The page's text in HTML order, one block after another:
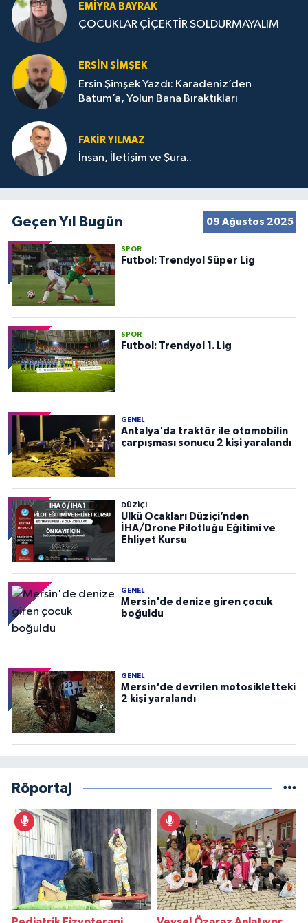
EMIYRA BAYRAK
ÇOCUKLAR ÇİÇEKTİR SOLDURMAYALIM
ERSIN ŞIMŞEK
Ersin Şimşek Yazdı: Karadeniz’den
Batum’a, Yolun Bana Bıraktıkları
FAKIR YILMAZ
İnsan, İletişim ve Şura..
Geçen Yıl Bugün 09 Ağustos 2025
SPOR
Futbol: Trendyol Süper Lig
SPOR
Futbol: Trendyol 1. Lig
GENEL
Antalya'da traktör ile otomobilin
çarpışması sonucu 2 kişi yaralandı
DÜZIÇI
Ülkü Ocakları Düziçi’nden
İHA/Drone Pilotluğu Eğitimi ve
Ehliyet Kursu
GENEL
Mersin'de denize giren çocuk
boğuldu
GENEL
Mersin'de devrilen motosikletteki
2 kişi yaralandı
Röportaj